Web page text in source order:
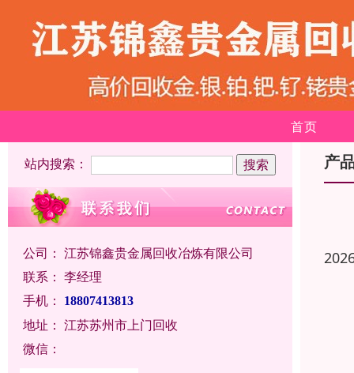
首页
站内搜索：
公司： 江苏锦鑫贵金属回收冶炼有限公司
联系： 李经理
手机：
18807413813
地址： 江苏苏州市上门回收
微信：
产